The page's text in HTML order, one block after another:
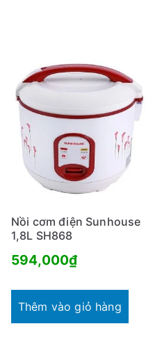
Nồi cơm điện Sunhouse
1,8L SH868
594,000₫
Thêm vào giỏ hàng